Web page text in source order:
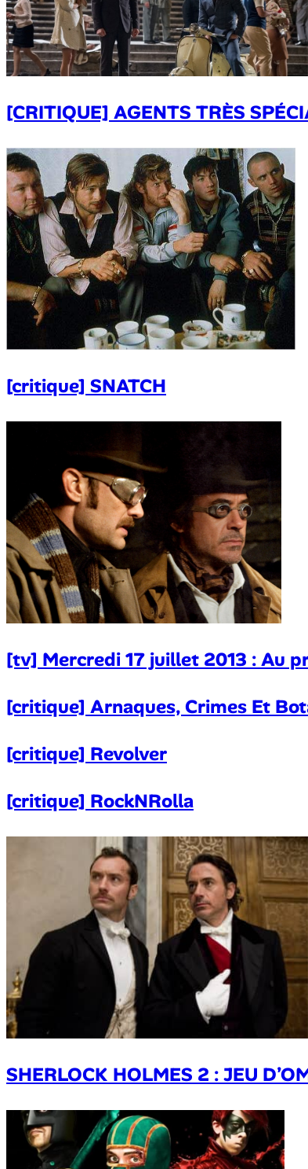
[CRITIQUE] AGENTS TRÈS
[critique] SNATCH
[tv] Mercredi 17 juillet 2013 : Au
[critique] Arnaques, Crimes Et
[critique] Revolver
[critique] RockNRolla
SHERLOCK HOLMES 2 : JEU